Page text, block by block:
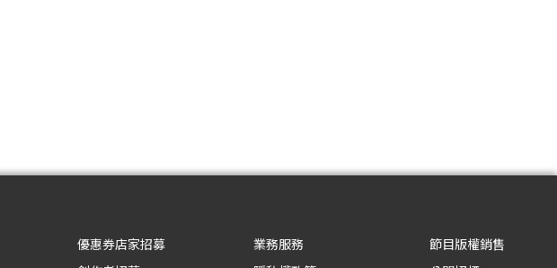
優惠券店家招募
業務服務
節目版權銷售